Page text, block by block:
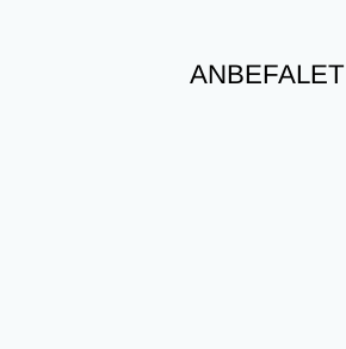
ANBEFALET